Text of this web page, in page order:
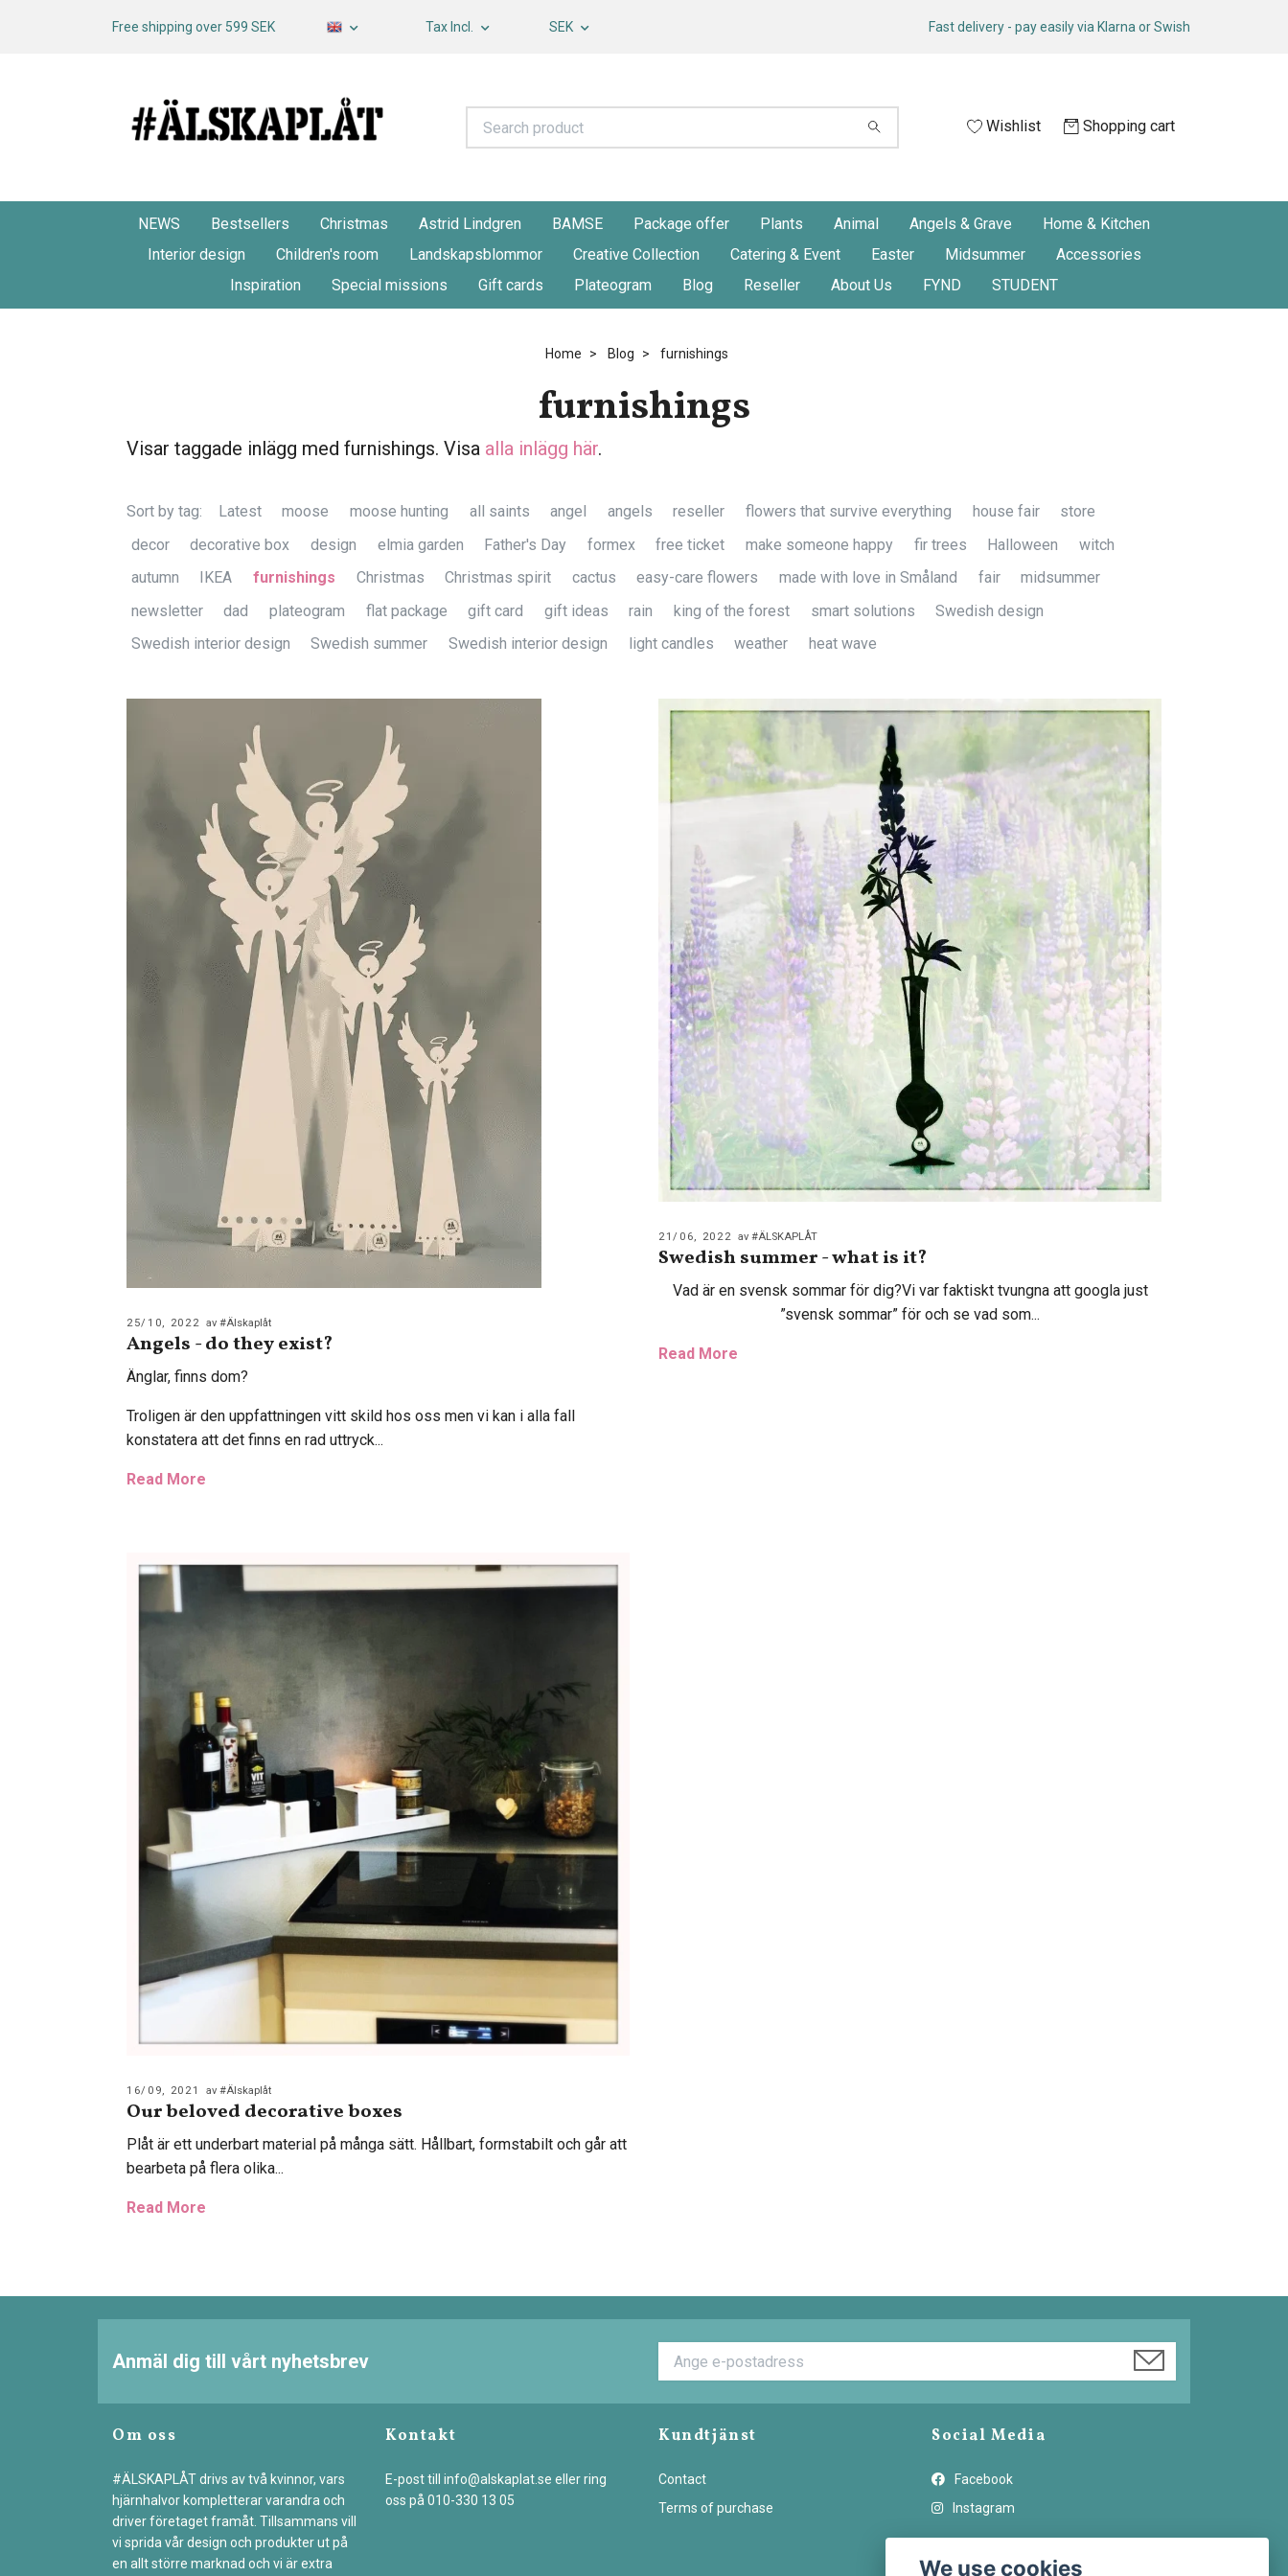
Free shipping over 599 SEK Tax Incl. SEK Fast delivery - pay easily via Klarna or Swish
Wishlist Shopping cart
NEWS Bestsellers Christmas Astrid Lindgren BAMSE Package offer Plants Animal Angels & Grave
Home & Kitchen
Interior design
Children's room Landskapsblommor Creative Collection Catering & Event Easter Midsummer
Accessories
Inspiration
Special missions Gift cards Plateogram Blog Reseller About Us FYND STUDENT
Home Blog furnishings
furnishings
Visar taggade inlägg med furnishings. Visa alla inlägg här.
Sort by tag: Latest moose moose hunting all saints angel angels reseller flowers that survive everything house fair
store
decor
decorative box design elmia garden Father's Day formex free ticket make someone happy fir trees Halloween
witch
autumn
IKEA furnishings Christmas Christmas spirit cactus easy-care flowers made with love in Småland fair
midsummer
newsletter
dad plateogram flat package gift card gift ideas rain king of the forest smart solutions
Swedish design
Swedish interior design
Swedish summer Swedish interior design light candles weather heat wave
25/10, 2022 av #Älskaplåt
Angels - do they exist?
Änglar, finns dom?
Troligen är den uppfattningen vitt skild hos oss men vi kan i alla fall
konstatera att det finns en rad uttryck...
Read More
21/06, 2022 av #ÄLSKAPLÅT
Swedish summer - what is it?
Vad är en svensk sommar för dig?Vi var faktiskt tvungna att googla just
”svensk sommar” för och se vad som...
Read More
16/09, 2021 av #Älskaplåt
Our beloved decorative boxes
Plåt är ett underbart material på många sätt. Hållbart, formstabilt och går att
bearbeta på flera olika...
Read More
Anmäl dig till vårt nyhetsbrev
Om oss
#ÄLSKAPLÅT drivs av två kvinnor, vars
hjärnhalvor kompletterar varandra och
driver företaget framåt. Tillsammans vill
vi sprida vår design och produkter ut på
en allt större marknad och vi är extra
Kontakt
E-post till info@alskaplat.se eller ring
oss på 010-330 13 05
Kundtjänst
Contact
Terms of purchase
Social Media
Facebook
Instagram
We use cookies
NEWSLETTER
Sign up for our newsletter and stay updated with the latest news
from us!